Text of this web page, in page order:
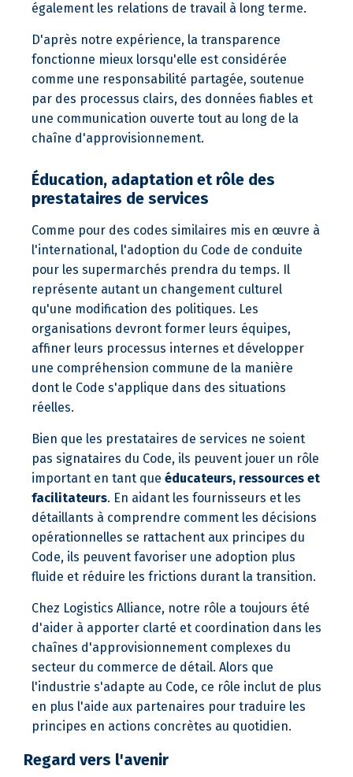
également les relations de travail à long terme.
D'après notre expérience, la transparence
fonctionne mieux lorsqu'elle est considérée
comme une responsabilité partagée, soutenue
par des processus clairs, des données fiables et
une communication ouverte tout au long de la
chaîne d'approvisionnement.
Éducation, adaptation et rôle des
prestataires de services
Comme pour des codes similaires mis en œuvre à
l'international, l'adoption du Code de conduite
pour les supermarchés prendra du temps. Il
représente autant un changement culturel
qu'une modification des politiques. Les
organisations devront former leurs équipes,
affiner leurs processus internes et développer
une compréhension commune de la manière
dont le Code s'applique dans des situations
réelles.
Bien que les prestataires de services ne soient
pas signataires du Code, ils peuvent jouer un rôle
important en tant que éducateurs, ressources et
facilitateurs. En aidant les fournisseurs et les
détaillants à comprendre comment les décisions
opérationnelles se rattachent aux principes du
Code, ils peuvent favoriser une adoption plus
fluide et réduire les frictions durant la transition.
Chez Logistics Alliance, notre rôle a toujours été
d'aider à apporter clarté et coordination dans les
chaînes d'approvisionnement complexes du
secteur du commerce de détail. Alors que
l'industrie s'adapte au Code, ce rôle inclut de plus
en plus l'aide aux partenaires pour traduire les
principes en actions concrètes au quotidien.
Regard vers l'avenir